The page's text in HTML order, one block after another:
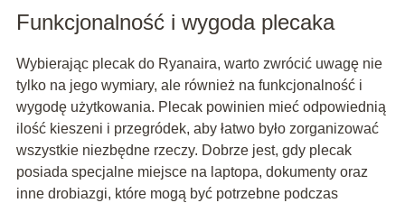
Funkcjonalność i wygoda plecaka
Wybierając plecak do Ryanaira, warto zwrócić uwagę nie
tylko na jego wymiary, ale również na funkcjonalność i
wygodę użytkowania. Plecak powinien mieć odpowiednią
ilość kieszeni i przegródek, aby łatwo było zorganizować
wszystkie niezbędne rzeczy. Dobrze jest, gdy plecak
posiada specjalne miejsce na laptopa, dokumenty oraz
inne drobiazgi, które mogą być potrzebne podczas